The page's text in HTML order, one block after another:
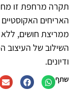
תקרה מרחפת זו
האריחים
ממריצת חושים,
השילוב של העיצוב
ודיונים.
שתף